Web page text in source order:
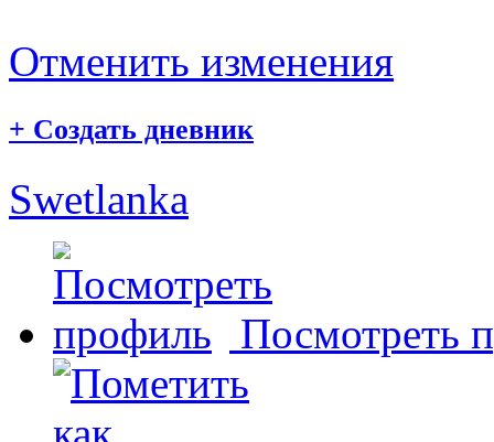
Отменить изменения
+ Создать дневник
Swetlanka
Посмотреть